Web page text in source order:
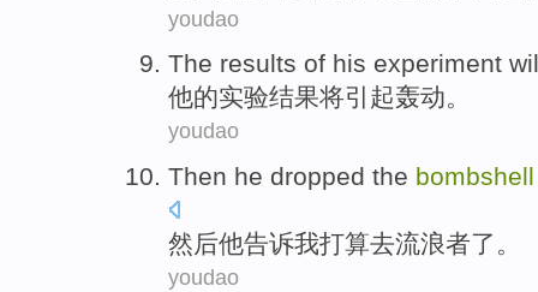
youdao
The results of his experiment
他的实验结果将引起轰动。
youdao
Then he dropped the bombshell
然后他告诉我打算去流浪者了。
youdao